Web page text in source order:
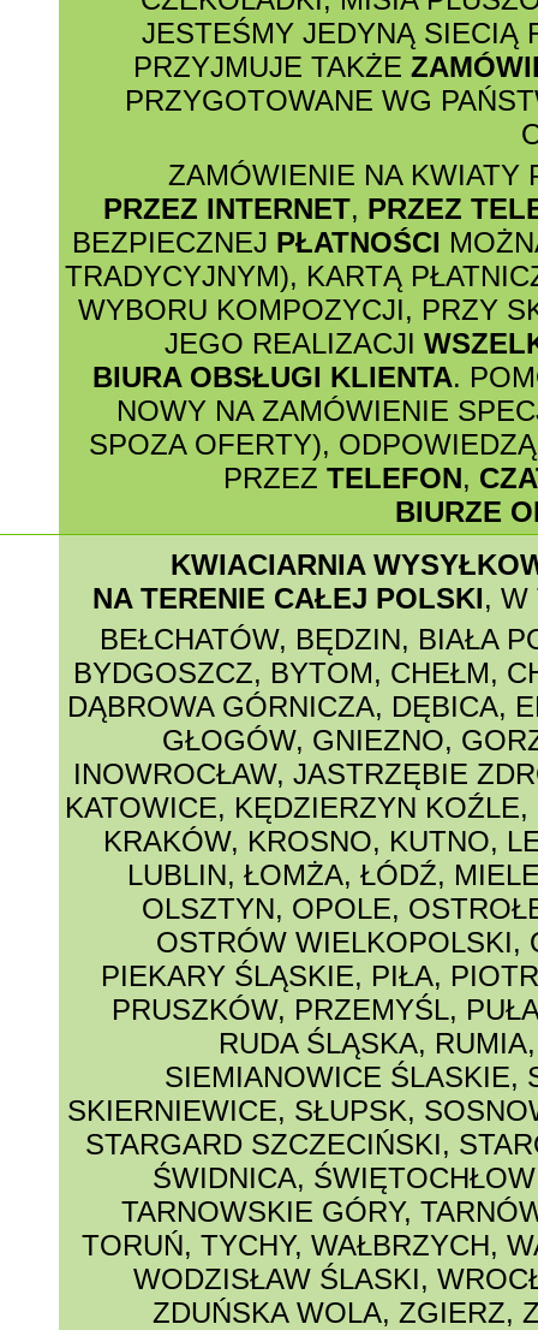
JESTEŚMY JEDYNĄ SIECIĄ
PRZYJMUJE TAKŻE
PRZYGOTOWANE WG
ZAMÓWIENIE NA KWIATY
PRZEZ INTERNET, PRZEZ
BEZPIECZNEJ PŁATNOŚCI
TRADYCYJNYM), KARTĄ
WYBORU KOMPOZYCJI, PRZY
JEGO REALIZACJI
BIURA OBSŁUGI KLIENTA.
NOWY NA ZAMÓWIENIE
SPOZA OFERTY),
PRZEZ TELEFON,
BIURZE
KWIACIARNIA
NA TERENIE CAŁEJ POLSKI, W
BEŁCHATÓW, BĘDZIN, BIAŁA
BYDGOSZCZ, BYTOM, CHEŁM,
DĄBROWA GÓRNICZA, DĘBICA,
GŁOGÓW, GNIEZNO,
INOWROCŁAW, JASTRZĘBIE
KATOWICE, KĘDZIERZYN KOŹLE,
KRAKÓW, KROSNO, KUTNO,
LUBLIN, ŁOMŻA, ŁÓDŹ,
OLSZTYN, OPOLE,
OSTRÓW WIELKOPOLSKI,
PIEKARY ŚLĄSKIE, PIŁA,
PRUSZKÓW, PRZEMYŚL,
RUDA ŚLĄSKA, RUMIA
SIEMIANOWICE ŚLASKIE,
SKIERNIEWICE, SŁUPSK,
STARGARD SZCZECIŃSKI,
ŚWIDNICA,
TARNOWSKIE GÓRY,
TORUŃ, TYCHY, WAŁBRZYCH,
WODZISŁAW ŚLASKI,
ZDUŃSKA WOLA, ZGIERZ,